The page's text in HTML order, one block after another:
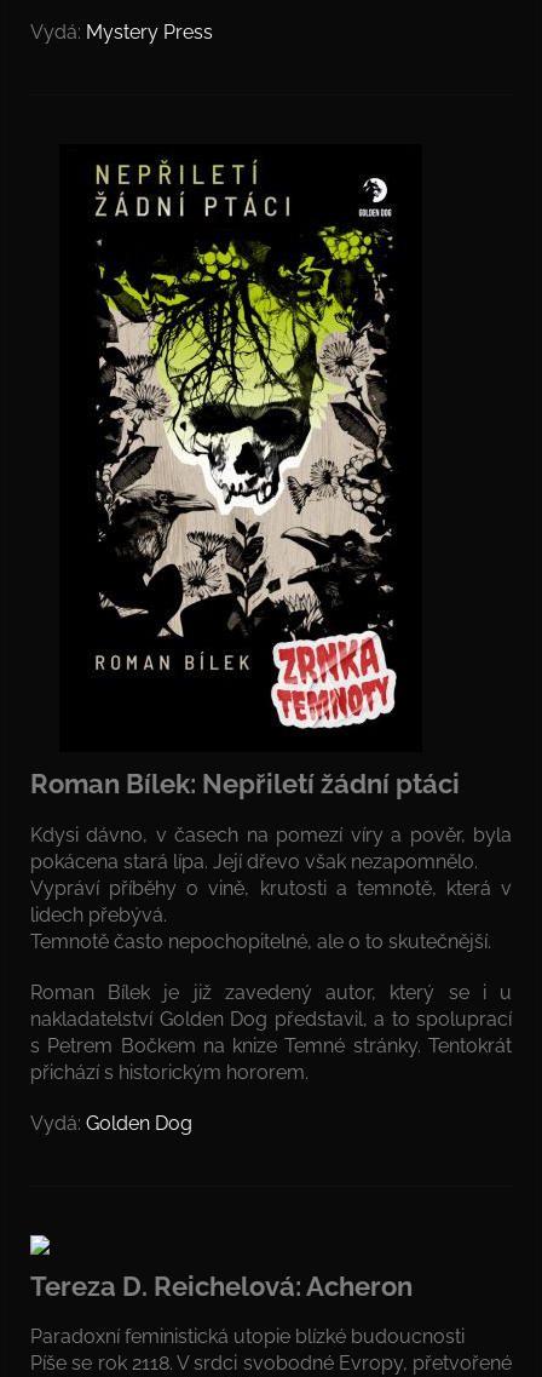
Vydá: Mystery Press
Roman Bílek: Nepřiletí žádní ptáci
Kdysi dávno, v časech na pomezí víry a pověr, byla
pokácena stará lípa. Její dřevo však nezapomnělo.
Vypráví příběhy o vině, krutosti a temnotě, která v
lidech přebývá.
Temnotě často nepochopitelné, ale o to skutečnější.
Roman Bílek je již zavedený autor, který se i u
nakladatelství Golden Dog představil, a to spoluprací
s Petrem Bočkem na knize Temné stránky. Tentokrát
přichází s historickým hororem.
Vydá: Golden Dog
Tereza D. Reichelová: Acheron
Paradoxní feministická utopie blízké budoucnosti
Píše se rok 2118. V srdci svobodné Evropy, přetvořené